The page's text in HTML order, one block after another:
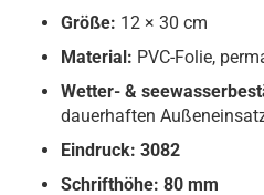
Größe: 12 × 30 cm
Material: PVC-Folie,
Wetter- &
dauerhaften
Eindruck: 3082
Schrifthöhe: 80 mm